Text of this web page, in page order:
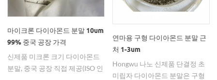
마이크론 다이아몬드 분말 10um
99% 중국 공장 가격
신제품 미크론 크기 다이아몬드
분말, 중국 공장 직접 제공(ISO 인
연마용 구형 다이아몬드 분말 근
처 1-3um
Hongwu 나노 신제품 단결정 초
미립자 다이아몬드 분말은 구형